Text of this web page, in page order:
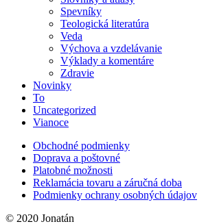
Spevníky
Teologická literatúra
Veda
Výchova a vzdelávanie
Výklady a komentáre
Zdravie
Novinky
To
Uncategorized
Vianoce
Obchodné podmienky
Doprava a poštovné
Platobné možnosti
Reklamácia tovaru a záručná doba
Podmienky ochrany osobných údajov
© 2020 Jonatán